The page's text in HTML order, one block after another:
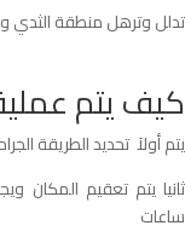
تدلل وترهل منطقة الثدي
كيف يتم
يتم أولآ تحديد الطريقة
ثانيا يتم تعقيم
ساعات